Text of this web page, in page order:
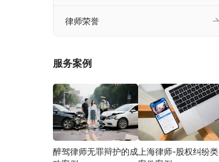
律师荣誉
服务案例
醉驾律师无罪辩护的成 上海律师-股权纠纷类